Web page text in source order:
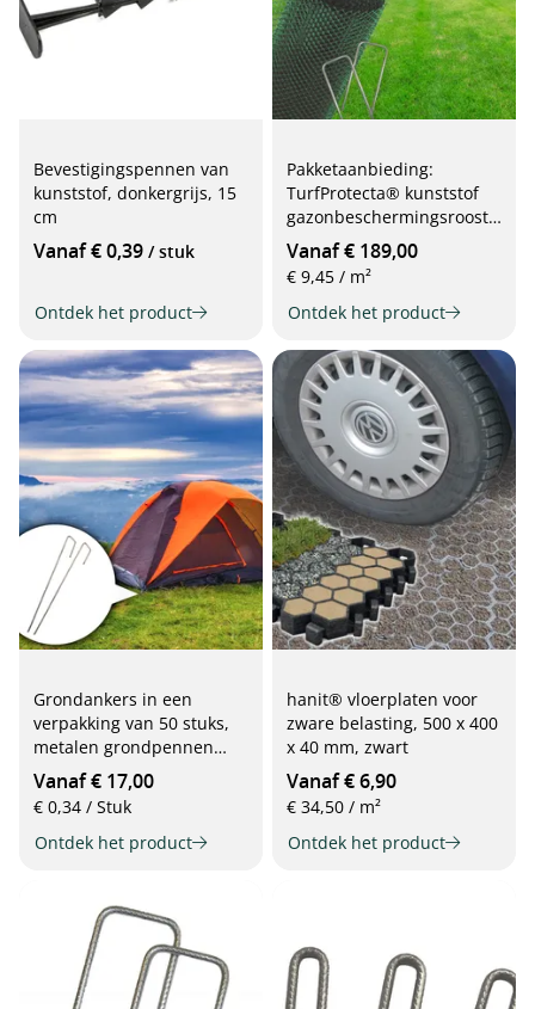
Bevestigingspennen van
kunststof, donkergrijs, 15
cm
Vanaf € 0,39 / stuk
Ontdek het product
Pakketaanbieding:
TurfProtecta® kunststof
gazonbeschermingsrooste
r plus bevestigingshaken,
2 m breed
Vanaf € 189,00
€ 9,45 / m²
Ontdek het product
Grondankers in een
verpakking van 50 stuks,
metalen grondpennen
(staal), 250 mm, Ø 4 mm, J-
vorm
Vanaf € 17,00
€ 0,34 / Stuk
Ontdek het product
hanit® vloerplaten voor
zware belasting, 500 x 400
x 40 mm, zwart
Vanaf € 6,90
€ 34,50 / m²
Ontdek het product